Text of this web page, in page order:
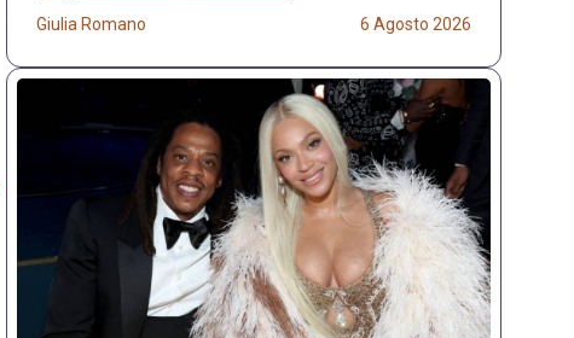
Giulia Romano 6 Agosto 2026